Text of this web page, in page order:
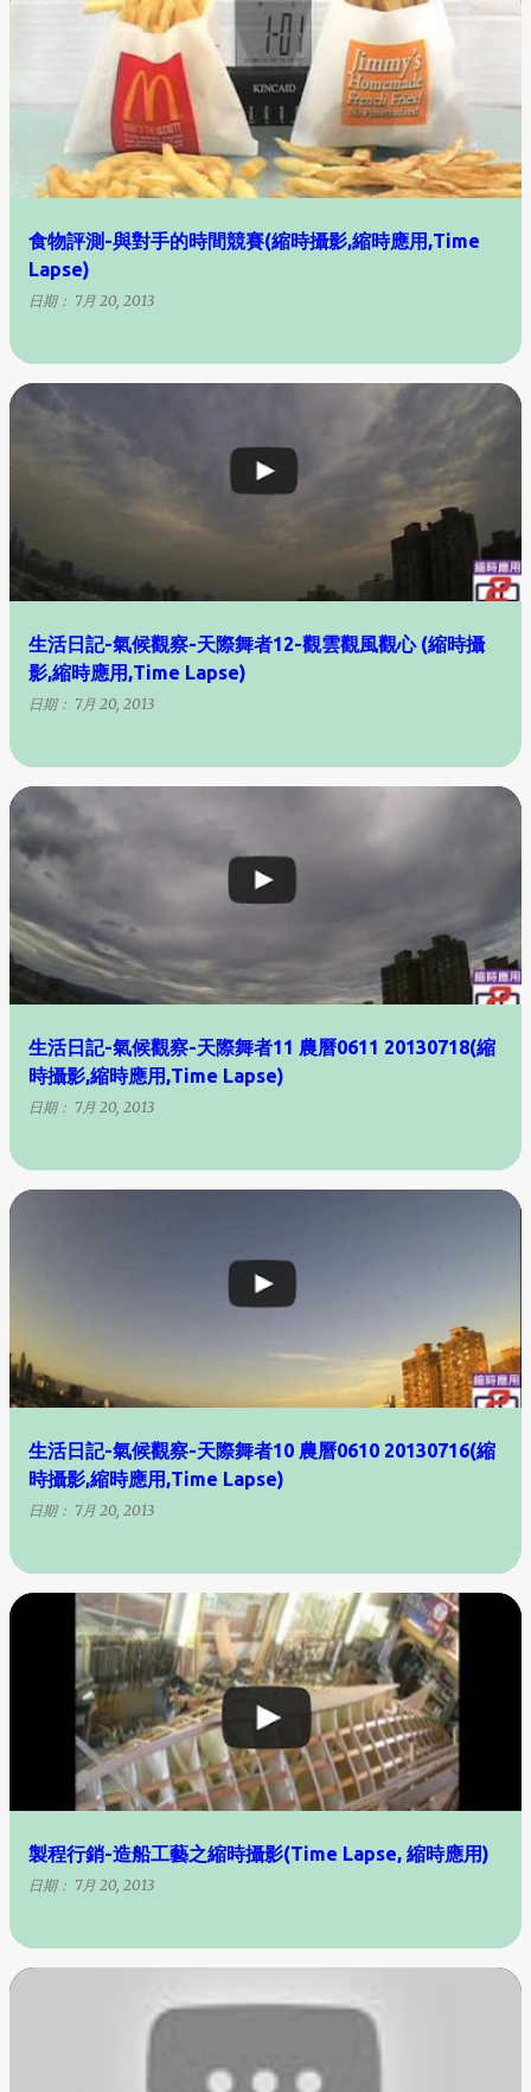
食物評測-與對手的時間競賽(縮時攝影,縮時應用,Time
Lapse)
日期： 7月 20, 2013
生活日記-氣候觀察-天際舞者12-觀雲觀風觀心 (縮時攝
影,縮時應用,Time Lapse)
日期： 7月 20, 2013
生活日記-氣候觀察-天際舞者11 農曆0611 20130718(縮
時攝影,縮時應用,Time Lapse)
日期： 7月 20, 2013
生活日記-氣候觀察-天際舞者10 農曆0610 20130716(縮
時攝影,縮時應用,Time Lapse)
日期： 7月 20, 2013
製程行銷-造船工藝之縮時攝影(Time Lapse, 縮時應用)
日期： 7月 20, 2013